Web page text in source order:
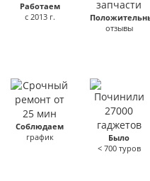
Работаем
с 2013 г.
отзывы
Соблюдаем
график
Было
< 700 туров